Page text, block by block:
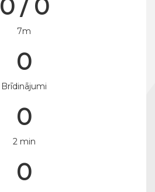
0 / 0
7m
0
Brīdinājumi
0
2 min
0